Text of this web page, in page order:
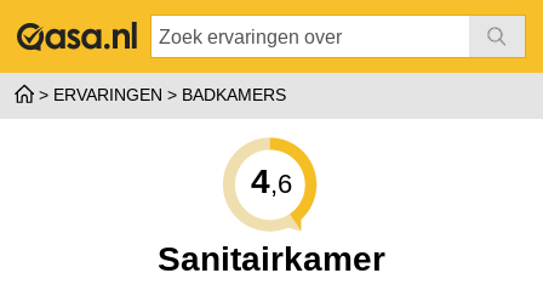
ERVARINGEN BADKAMERS
4,6
Sanitairkamer